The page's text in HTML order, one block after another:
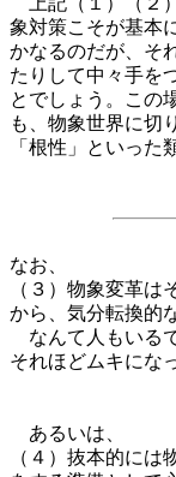
象対策こそが基本
かなるのだが、そ
たりして中々手を
とでしょう。この
も、物象世界に切
「根性」といった
なお、
（３）物象変革
から、気分転換的
なんて人もいる
それほどムキにな
あるいは、
（４）抜本的に